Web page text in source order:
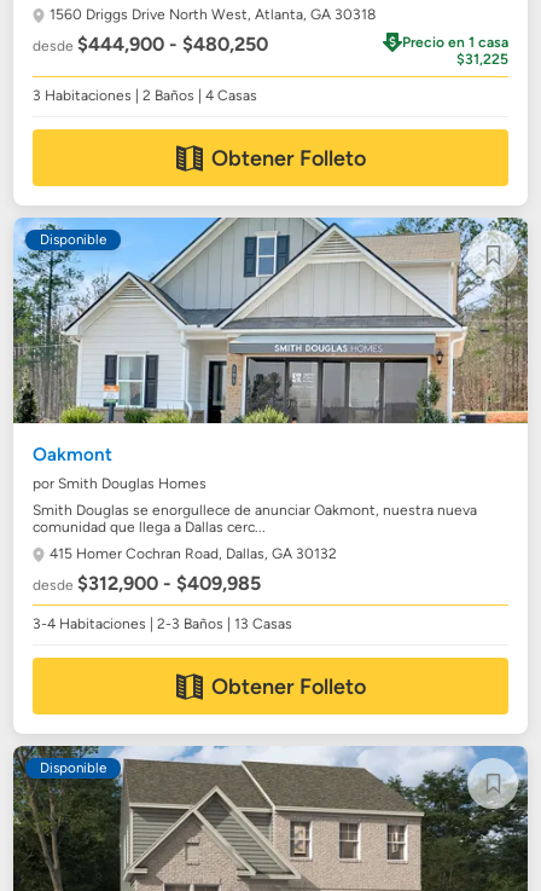
1560 Driggs Drive North West,Atlanta, GA 30318
desde$444,900 - $480,250
Precio en 1 casa
$31,225
3 Habitaciones | 2 Baños | 4 Casas
Obtener Folleto
Disponible
Oakmont
por Smith Douglas Homes
Smith Douglas se enorgullece de anunciar Oakmont, nuestra nueva
comunidad que llega a Dallas cerc...
415 Homer Cochran Road, Dallas, GA 30132
desde$312,900 - $409,985
3-4 Habitaciones | 2-3 Baños | 13 Casas
Obtener Folleto
Disponible